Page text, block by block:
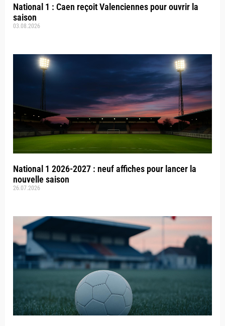
National 1 : Caen reçoit Valenciennes pour ouvrir la
saison
03.08.2026
National 1 2026-2027 : neuf affiches pour lancer la
nouvelle saison
26.07.2026